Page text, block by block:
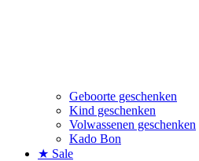
Geboorte geschenken
Kind geschenken
Volwassenen geschenken
Kado Bon
★ Sale